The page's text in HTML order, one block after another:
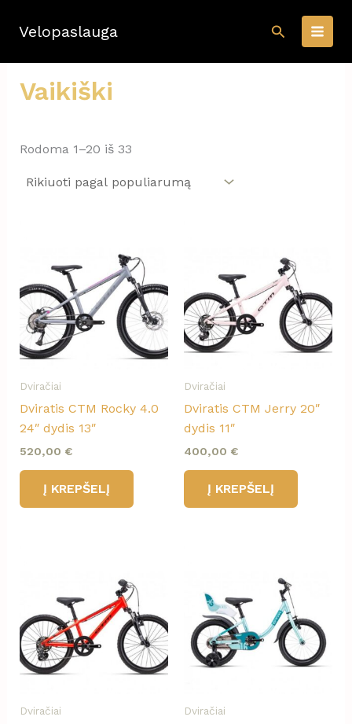
prieVelopaslauga Paieška
Vaikiški
Rodoma 1–20 iš 33Rūšiuojama
Dviračiai
Dviratis CTM Rocky 4.0
24″ dydis 13″
520,00 €
Į KREPŠELĮ
Dviračiai
Dviratis CTM Jerry 20″
dydis 11″
400,00 €
Į KREPŠELĮ
Dviračiai Dviračiai